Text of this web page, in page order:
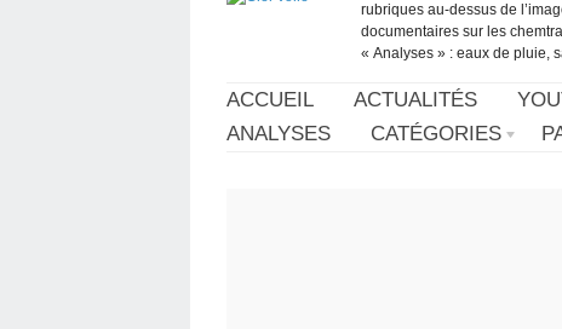
rubriques au-dessus de
documentaires sur les
« Analyses » : eaux de pluie,
ACCUEIL ACTUALITÉS
ANALYSES
CATÉGORIES